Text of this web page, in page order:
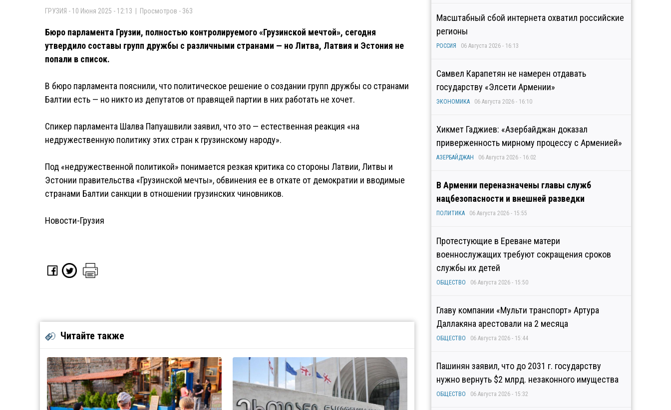
ГРУЗИЯ - 10 Июня 2025 - 12:13 | Просмотров - 363
Бюро парламента Грузии, полностью контролируемого «Грузинской мечтой», сегодня
утвердило составы групп дружбы с различными странами — но Литва, Латвия и Эстония не
попали в список.
В бюро парламента пояснили, что политическое решение о создании групп дружбы со странами
Балтии есть — но никто из депутатов от правящей партии в них работать не хочет.
Спикер парламента Шалва Папуашвили заявил, что это — естественная реакция «на
недружественную политику этих стран к грузинскому народу».
Под «недружественной политикой» понимается резкая критика со стороны Латвии, Литвы и
Эстонии правительства «Грузинской мечты», обвинения ее в откате от демократии и вводимые
странами Балтии санкции в отношении грузинских чиновников.
Новости-Грузия
Читайте также
Масштабный сбой интернета охватил российские
регионы
РОССИЯ 06 Августа 2026 - 16:13
Самвел Карапетян не намерен отдавать
государству «Элсети Армении»
ЭКОНОМИКА 06 Августа 2026 - 16:10
Хикмет Гаджиев: «Азербайджан доказал
приверженность мирному процессу с Арменией»
АЗЕРБАЙДЖАН 06 Августа 2026 - 16:02
В Армении переназначены главы служб
нацбезопасности и внешней разведки
ПОЛИТИКА 06 Августа 2026 - 15:55
Протестующие в Ереване матери
военнослужащих требуют сокращения сроков
службы их детей
ОБЩЕСТВО 06 Августа 2026 - 15:50
Главу компании «Мульти транспорт» Артура
Даллакяна арестовали на 2 месяца
ОБЩЕСТВО 06 Августа 2026 - 15:44
Пашинян заявил, что до 2031 г. государству
нужно вернуть $2 млрд. незаконного имущества
ОБЩЕСТВО 06 Августа 2026 - 15:32